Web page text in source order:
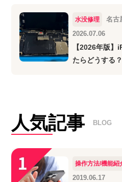
水没修理
名古
2026.07.06
【2026年版
たらどうする？
人気記事 BLOG
操作方法/機能紹
2019.06.17